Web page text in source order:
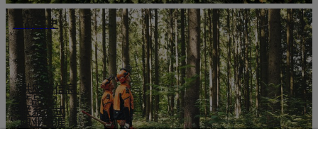
产品历史
供应商信息
产品
联系方式
职业生涯